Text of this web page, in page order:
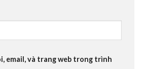
email, và trang web trong trình